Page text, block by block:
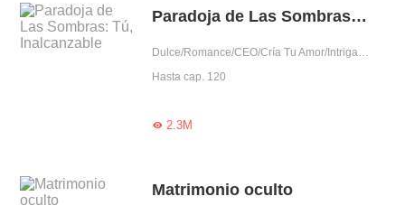
Paradoja de Las Sombras: Tú, Inalcanzable
Dulce/Romance/CEO/Cría Tu Amor/Intrigante/Mujer rica
Hasta cap. 120
2.3M
Matrimonio oculto